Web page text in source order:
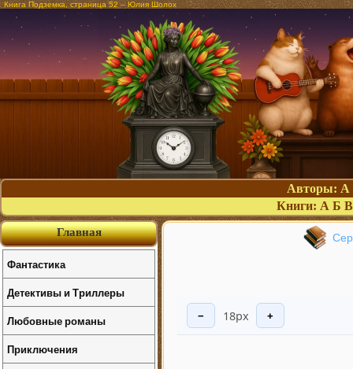
Книга Подземка, страница 52 – Юлия Шолох
Авторы: А
Книги: А Б В
− 18px +
Главная
Фантастика
Детективы и Триллеры
Любовные романы
Приключения